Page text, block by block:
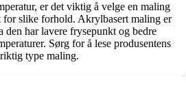
er det viktig å velge en maling
for slike forhold. Akrylbasert maling er
den har lavere frysepunkt og bedre
Sørg for å lese produsentens
type maling.